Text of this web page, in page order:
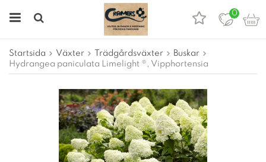
0
Startsida Växter Trädgårdsväxter
Buskar
Hydrangea paniculata Limelight ®, Vipphortensia